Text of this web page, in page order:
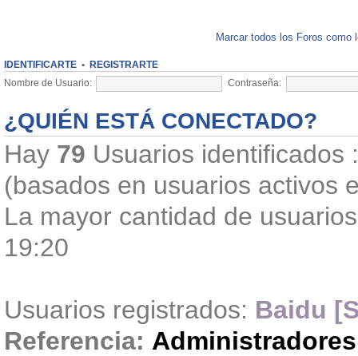
Marcar todos los Foros como
IDENTIFICARTE • REGISTRARTE
Nombre de Usuario: Contraseña:
¿QUIÉN ESTÁ CONECTADO?
Hay 79 Usuarios identificados
(basados en usuarios activos
La mayor cantidad de
19:20
Usuarios registrados: Baidu
Referencia: Administradores